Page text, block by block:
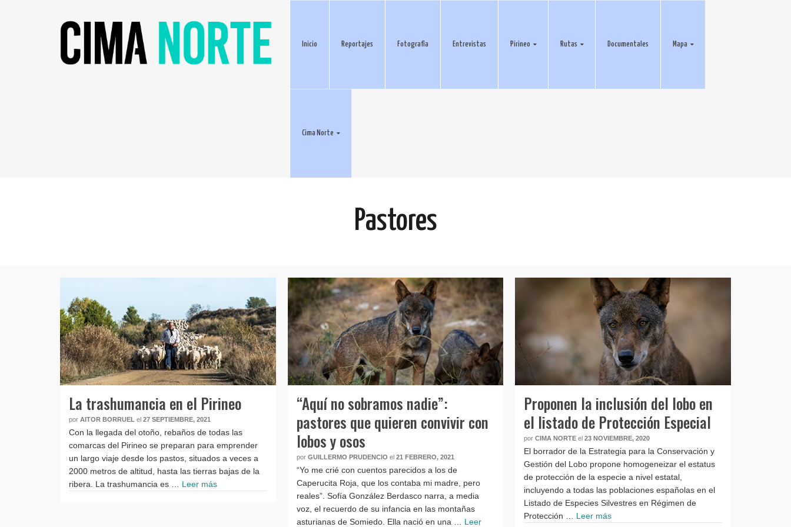
Inicio Reportajes Fotografía Entrevistas Pirineo Rutas Documentales Mapa
Cima Norte
Pastores
La trashumancia en el Pirineo
por AITOR BORRUEL el 27 SEPTIEMBRE, 2021
Con la llegada del otoño, rebaños de todas las
comarcas del Pirineo se preparan para emprender
un largo viaje desde los pastos, situados a veces a
2000 metros de altitud, hasta las tierras bajas de la
ribera. La trashumancia es … Leer más
“Aquí no sobramos nadie”:
pastores que quieren convivir con
lobos y osos
por GUILLERMO PRUDENCIO el 21 FEBRERO, 2021
“Yo me crié con cuentos parecidos a los de
Caperucita Roja, que los contaba mi madre, pero
reales”. Sofía González Berdasco narra, a media
voz, el recuerdo de su infancia en las montañas
asturianas de Somiedo. Ella nació en una … Leer
Proponen la inclusión del lobo en
el listado de Protección Especial
porCIMA NORTE el23 NOVIEMBRE, 2020
El borrador de la Estrategia para la Conservación y
Gestión del Lobo propone homogeneizar el estatus
de protección de la especie a nivel estatal,
incluyendo a todas las poblaciones españolas en el
Listado de Especies Silvestres en Régimen de
Protección … Leer más